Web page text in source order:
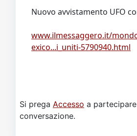
Nuovo avvistamento UFO
www.ilmessaggero.it/
exico...i_uniti-5790940.html
Si prega Accesso a
conversazione.